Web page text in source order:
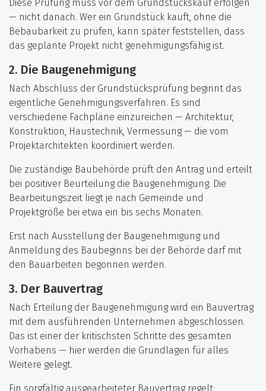
Diese Prüfung muss vor dem Grundstückskauf erfolgen
— nicht danach. Wer ein Grundstück kauft, ohne die
Bebaubarkeit zu prüfen, kann später feststellen, dass
das geplante Projekt nicht genehmigungsfähig ist.
2. Die Baugenehmigung
Nach Abschluss der Grundstücksprüfung beginnt das
eigentliche Genehmigungsverfahren. Es sind
verschiedene Fachpläne einzureichen — Architektur,
Konstruktion, Haustechnik, Vermessung — die vom
Projektarchitekten koordiniert werden.
Die zuständige Baubehörde prüft den Antrag und erteilt
bei positiver Beurteilung die Baugenehmigung. Die
Bearbeitungszeit liegt je nach Gemeinde und
Projektgröße bei etwa ein bis sechs Monaten.
Erst nach Ausstellung der Baugenehmigung und
Anmeldung des Baubeginns bei der Behörde darf mit
den Bauarbeiten begonnen werden.
3. Der Bauvertrag
Nach Erteilung der Baugenehmigung wird ein Bauvertrag
mit dem ausführenden Unternehmen abgeschlossen.
Das ist einer der kritischsten Schritte des gesamten
Vorhabens — hier werden die Grundlagen für alles
Weitere gelegt.
Ein sorgfältig ausgearbeiteter Bauvertrag regelt: